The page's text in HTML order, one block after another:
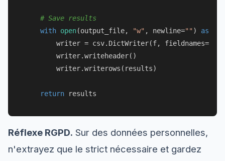
# Save results
with open(output_file, "w" , newline="" ) as
        writer = csv.DictWriter(f, fieldnames=[
        writer.writeheader()
        writer.writerows(results)
return
Réflexe RGPD. Sur des données personnelles,
n'extrayez que le strict nécessaire et gardez